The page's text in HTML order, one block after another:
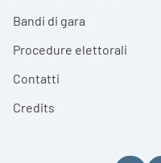
Bandi di gara
Procedure elettorali
Contatti
Credits